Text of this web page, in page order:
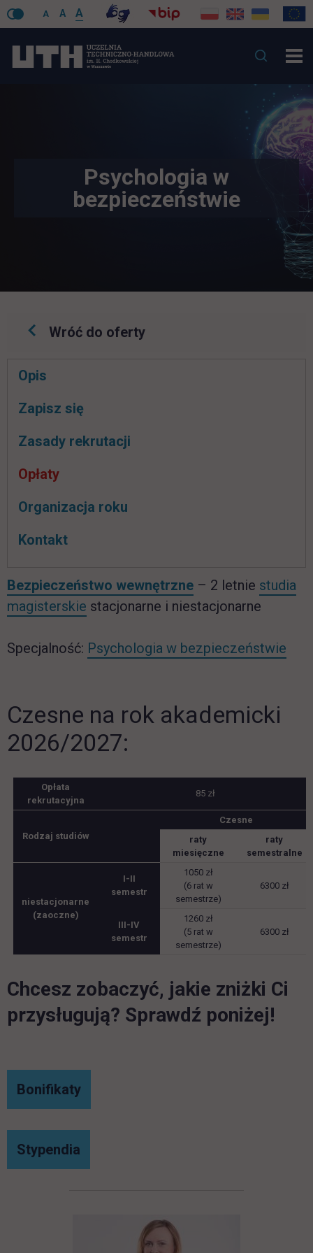
A A A
Psychologia w
bezpieczeństwie
Wróć do oferty
Pomiń
Opis
Zapisz się
Zasady rekrutacji
Opłaty
Organizacja roku
Kontakt
Bezpieczeństwo wewnętrzne – 2 letnie studia
magisterskie stacjonarne i niestacjonarne
Specjalność: Psychologia w bezpieczeństwie
Czesne na rok akademicki
2026/2027:
Opłata
rekrutacyjna
85 zł
Rodzaj studiów
Czesne
raty
miesięczne
raty
semestralne
niestacjonarne
(zaoczne)
I-II
semestr
1050 zł
(6 rat w
semestrze)
6300 zł
III-IV
semestr
1260 zł
(5 rat w
semestrze)
6300 zł
Chcesz zobaczyć, jakie zniżki Ci
przysługują? Sprawdź poniżej!
Bonifikatylink otwiera się w nowej karcie
Stypendia